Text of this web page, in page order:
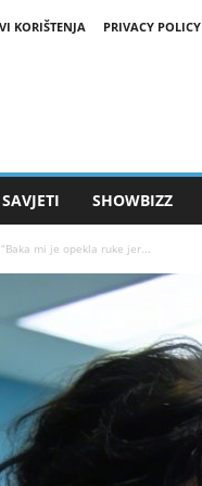
KORIŠTENJA
PRIVACY POLICY
SAVJETI SHOWBIZZ
mi je opekla ruke jer...